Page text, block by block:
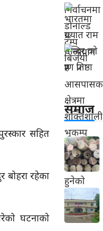
सहित
बोहरा रहेका
घटनाको
समाज